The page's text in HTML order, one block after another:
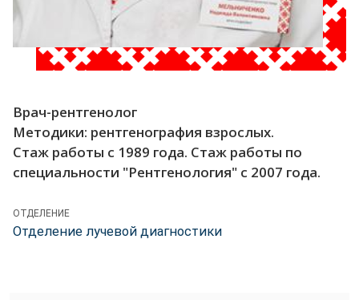
Врач-рентгенолог
Методики: рентгенография взрослых.
Стаж работы с 1989 года. Стаж работы по
специальности "Рентгенология" с 2007 года.
ОТДЕЛЕНИЕ
Отделение лучевой диагностики